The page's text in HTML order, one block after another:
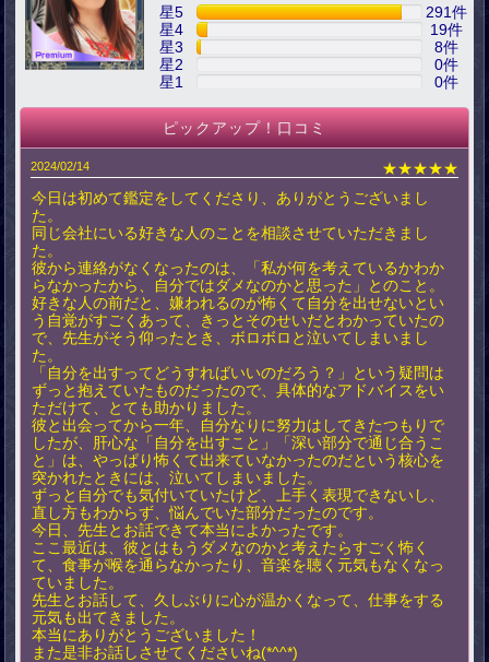
星5 291件
星4
19件
星3
8件
星2
0件
星1
0件
ピックアップ！口コミ
2024/02/14
★★★★★
今日は初めて鑑定をしてくださり、ありがとうございまし
た。
同じ会社にいる好きな人のことを相談させていただきまし
た。
彼から連絡がなくなったのは、「私が何を考えているかわか
らなかったから、自分ではダメなのかと思った」とのこと。
好きな人の前だと、嫌われるのが怖くて自分を出せないとい
う自覚がすごくあって、きっとそのせいだとわかっていたの
で、先生がそう仰ったとき、ボロボロと泣いてしまいまし
た。
「自分を出すってどうすればいいのだろう？」という疑問は
ずっと抱えていたものだったので、具体的なアドバイスをい
ただけて、とても助かりました。
彼と出会ってから一年、自分なりに努力はしてきたつもりで
したが、肝心な「自分を出すこと」「深い部分で通じ合うこ
と」は、やっぱり怖くて出来ていなかったのだという核心を
突かれたときには、泣いてしまいました。
ずっと自分でも気付いていたけど、上手く表現できないし、
直し方もわからず、悩んでいた部分だったのです。
今日、先生とお話できて本当によかったです。
ここ最近は、彼とはもうダメなのかと考えたらすごく怖く
て、食事が喉を通らなかったり、音楽を聴く元気もなくなっ
ていました。
先生とお話して、久しぶりに心が温かくなって、仕事をする
元気も出てきました。
本当にありがとうございました！
また是非お話しさせてくださいね(*^^*)